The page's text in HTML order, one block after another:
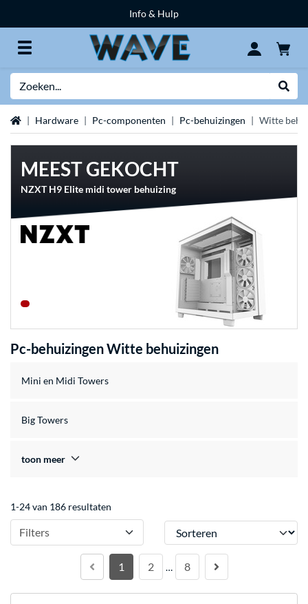
Info & Hulp
Home Hardware Pc-componenten Pc-behuizingen Witte
MEEST GEKOCHT
NZXT H9 Elite midi tower behuizing
Pc-behuizingen Witte behuizingen
Mini en Midi Towers
Big Towers
toon meer
1-24 van 186 resultaten
Filters Sorteren
1 2 … 8